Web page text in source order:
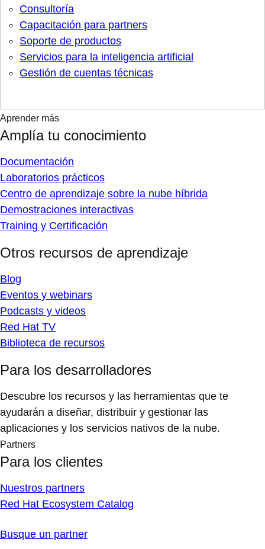
Consultoría
Capacitación para partners
Soporte de productos
Servicios para la inteligencia artificial
Gestión de cuentas técnicas
Aprender más
Amplía tu conocimiento
Documentación
Laboratorios prácticos
Centro de aprendizaje sobre la nube híbrida
Demostraciones interactivas
Training y Certificación
Otros recursos de aprendizaje
Blog
Eventos y webinars
Podcasts y videos
Red Hat TV
Biblioteca de recursos
Para los desarrolladores
Descubre los recursos y las herramientas que te
ayudarán a diseñar, distribuir y gestionar las
aplicaciones y los servicios nativos de la nube.
Partners
Para los clientes
Nuestros partners
Red Hat Ecosystem Catalog
Busque un partner